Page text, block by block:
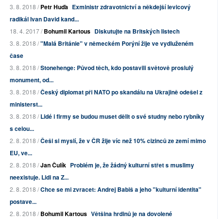
3. 8. 2018 /Petr Huďa Exministr zdravotnictví a někdejší levicový
radikál Ivan David kand...
18. 4. 2017 /Bohumil Kartous Diskutujte na Britských listech
3. 8. 2018 /"Malá Británie" v německém Porýní žije ve vydluženém
čase
3. 8. 2018 /Stonehenge: Původ těch, kdo postavili světově proslulý
monument, od...
3. 8. 2018 /Český diplomat při NATO po skandálu na Ukrajině odešel z
ministerst...
3. 8. 2018 /Lidé i firmy se budou muset dělit o své studny nebo rybníky
s celou...
2. 8. 2018 /Češi si myslí, že v ČR žije víc než 10% cizinců ze zemí mimo
EU, ve...
2. 8. 2018 /Jan Čulík Problém je, že žádný kulturní střet s muslimy
neexistuje. Lidi na Z...
2. 8. 2018 /Chce se mi zvracet: Andrej Babiš a jeho "kulturní identita"
postave...
2. 8. 2018 /Bohumil Kartous Většina hrdinů je na dovolené